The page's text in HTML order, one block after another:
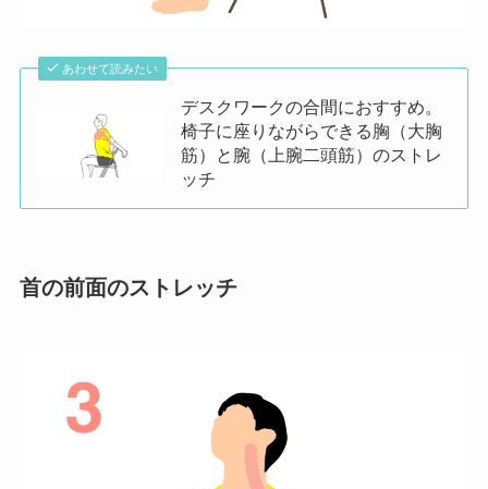
あわせて読みたい
デスクワークの合間におすすめ。
椅子に座りながらできる胸（大胸
筋）と腕（上腕二頭筋）のストレ
ッチ
首の前面のストレッチ